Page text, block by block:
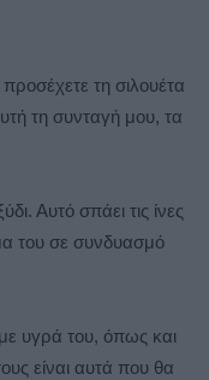
τη σιλουέτα
τη συνταγή μου, τα
Αυτό σπάει τις ίνες
του σε συνδυασμό
υγρά του, όπως και
είναι αυτά που θα